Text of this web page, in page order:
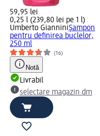
59,95 lei
0,25 l (239,80 lei pe 1 l)
Umberto GianniniȘampon
pentru definirea buclelor,
250 ml
(16)
Notă
Livrabil
selectare magazin dm